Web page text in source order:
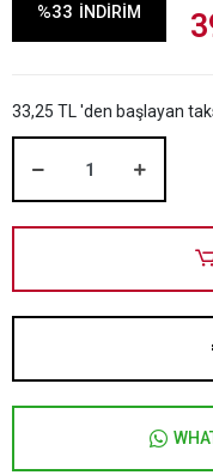
%33 İNDİRİM
33,25 TL 'den başlayan